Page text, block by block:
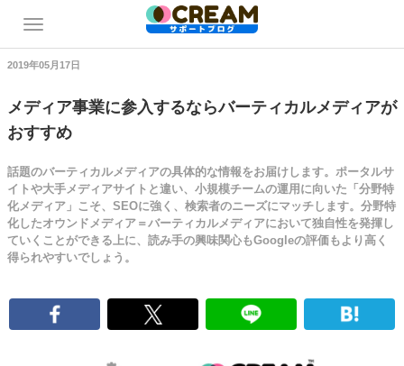
2019年05月17日
メディア事業に参入するならバーティカルメディアが
おすすめ
話題のバーティカルメディアの具体的な情報をお届けします。ポータルサ
イトや大手メディアサイトと違い、小規模チームの運用に向いた「分野特
化メディア」こそ、SEOに強く、検索者のニーズにマッチします。分野特
化したオウンドメディア＝バーティカルメディアにおいて独自性を発揮し
ていくことができる上に、読み手の興味関心もGoogleの評価もより高く
得られやすいでしょう。